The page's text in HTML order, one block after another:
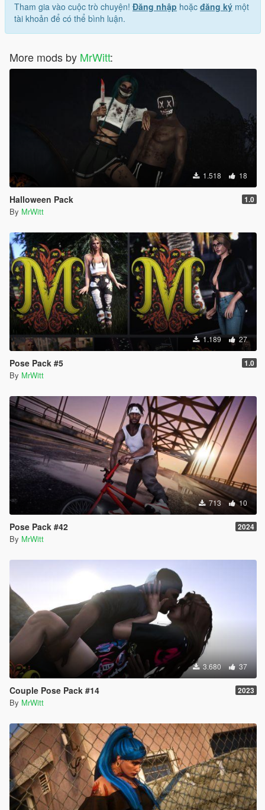
Tham gia vào cuộc trò chuyện! Đăng nhập hoặc đăng ký một
tài khoản để có thể bình luận.
More mods by MrWitt:
1.518 18
Halloween Pack 1.0
By MrWitt
1.189 27
Pose Pack #5 1.0
By MrWitt
713 10
Pose Pack #42 2024
By MrWitt
3.680 37
Couple Pose Pack #14 2023
By MrWitt